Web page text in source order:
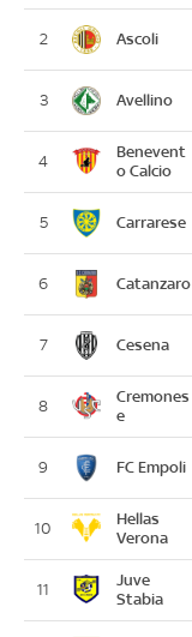
2 Ascoli
3 Avellino
4
Benevent
o Calcio
5 Carrarese
6 Catanzaro
7 Cesena
8
Cremones
e
9 FC Empoli
10
Hellas
Verona
11
Juve
Stabia